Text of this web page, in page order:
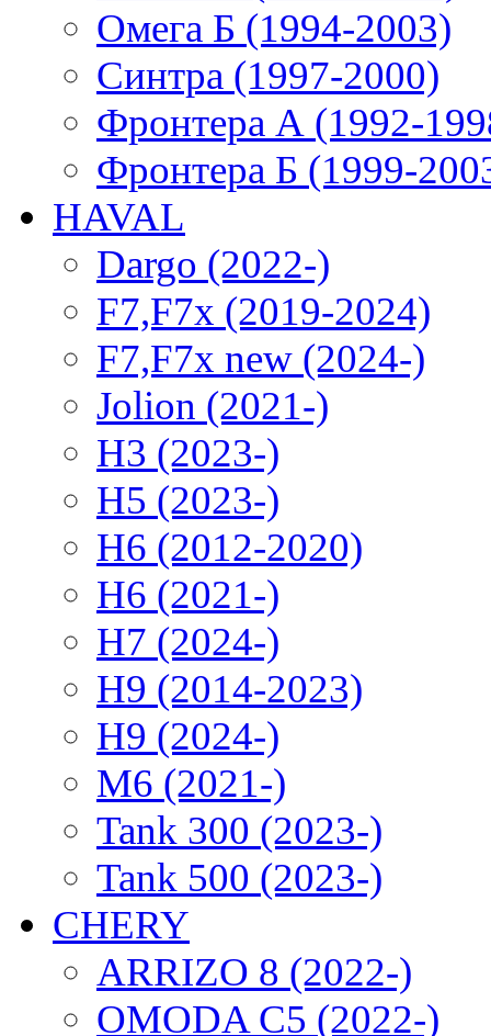
Омега Б (1994-2003)
Синтра (1997-2000)
Фронтера А (1992-
Фронтера Б (1999-
HAVAL
Dargo (2022-)
F7,F7x (2019-2024)
F7,F7x new (2024-)
Jolion (2021-)
H3 (2023-)
H5 (2023-)
H6 (2012-2020)
H6 (2021-)
H7 (2024-)
H9 (2014-2023)
H9 (2024-)
M6 (2021-)
Tank 300 (2023-)
Tank 500 (2023-)
CHERY
ARRIZO 8 (2022-)
OMODA C5 (2022-)